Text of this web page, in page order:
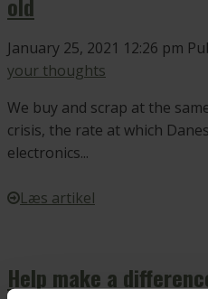
January 25, 2021 12:26 pm
your thoughts
We buy and scrap at the
crisis, the rate at which
electronics...
Læs artikel
Help make a